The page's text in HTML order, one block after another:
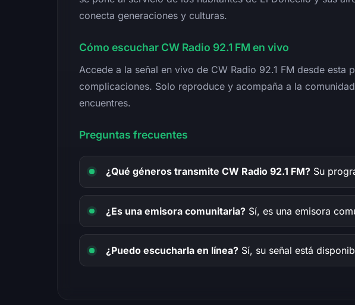
conecta generaciones y culturas.
Cómo escuchar CW Radio 92.1 FM en vivo
Accede a la señal en vivo de CW Radio 92.1 FM desde esta
complicaciones. Solo reproduce y acompaña a la
encuentres.
Preguntas frecuentes
¿Qué géneros transmite CW Radio 92.1 FM? Su
¿Es una emisora comunitaria? Sí, es una emisora
¿Puedo escucharla en línea? Sí, su señal está